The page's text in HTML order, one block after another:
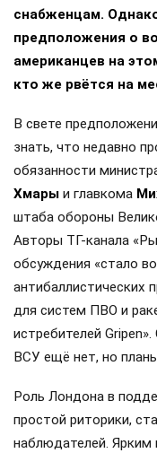
снабженцам.
предположения о
американцев на
кто же рвётся на
В свете
знать, что недавно
обязанности
Хмары и главкома
штаба обороны
Авторы ТГ-канала
обсуждения «стало
антибаллистических
для систем ПВО и
истребителей
ВСУ ещё нет, но
Роль Лондона в
простой риторики,
наблюдателей. Ярким